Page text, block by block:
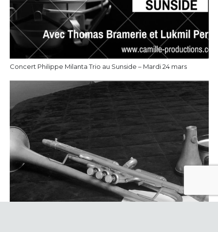
Concert Philippe Milanta Trio au Sunside – Mardi 24 mars